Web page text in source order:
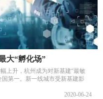
大“孵化场”
上升，杭州成为对新基建“最敏
第一。新一线城市受新基建影
2020-06-24